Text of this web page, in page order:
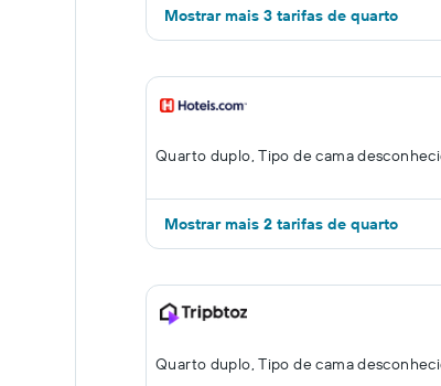
Mostrar mais 3 tarifas de quarto
Quarto duplo, Tipo de cama
Mostrar mais 2 tarifas de quarto
Quarto duplo, Tipo de cama